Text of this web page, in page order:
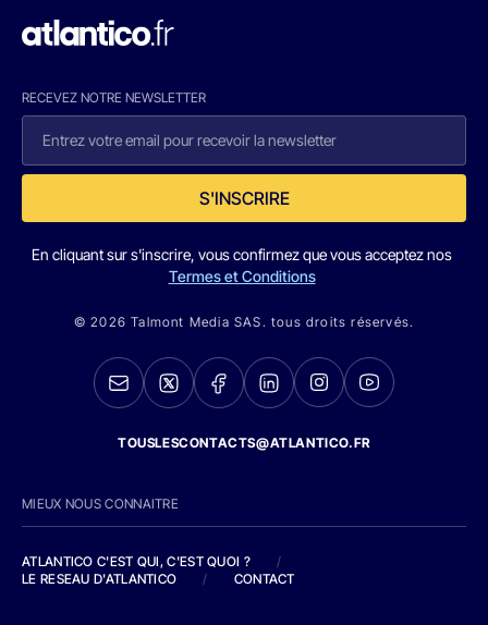
RECEVEZ NOTRE NEWSLETTER
S'INSCRIRE
En cliquant sur s'inscrire, vous confirmez que vous acceptez nos
Termes et Conditions
© 2026 Talmont Media SAS. tous droits réservés.
TOUSLESCONTACTS@ATLANTICO.FR
MIEUX NOUS CONNAITRE
ATLANTICO C'EST QUI, C'EST QUOI ?
/
LE RESEAU D'ATLANTICO
/ CONTACT